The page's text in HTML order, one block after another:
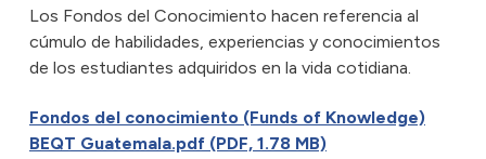
Los Fondos del Conocimiento hacen referencia al
cúmulo de habilidades, experiencias y conocimientos
de los estudiantes adquiridos en la vida cotidiana.
Fondos del conocimiento (Funds of Knowledge)
BEQT Guatemala.pdf (PDF, 1.78 MB)